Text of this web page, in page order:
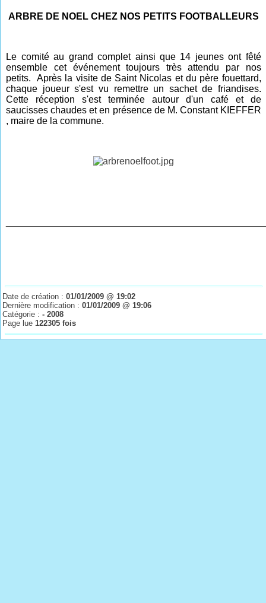
ARBRE DE NOEL CHEZ NOS PETITS FOOTBALLEURS
Le comité au grand complet ainsi que 14 jeunes ont fêté
ensemble cet événement toujours très attendu par nos
petits. Après la visite de Saint Nicolas et du père fouettard,
chaque joueur s'est vu remettre un sachet de friandises.
Cette réception s'est terminée autour d'un café et de
saucisses chaudes et en présence de M. Constant KIEFFER
, maire de la commune.
Date de création :01/01/2009 @ 19:02
Dernière modification :01/01/2009 @ 19:06
Catégorie :- 2008
Page lue122305 fois